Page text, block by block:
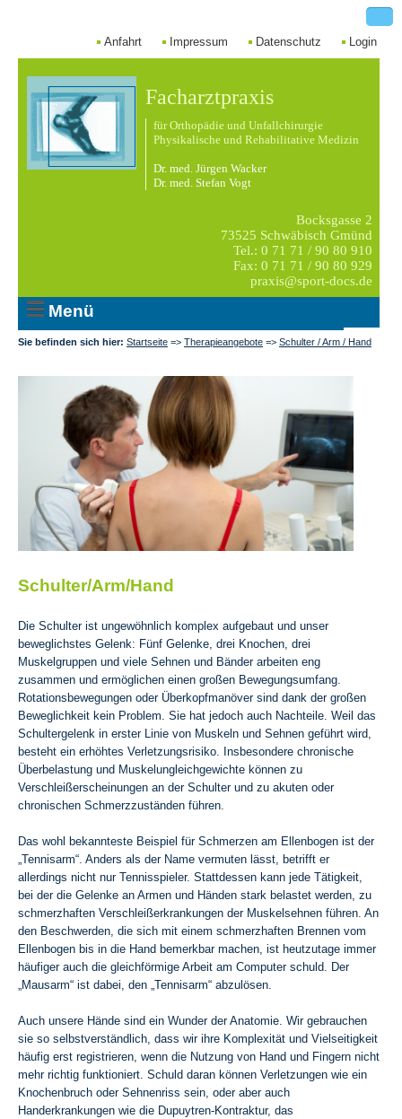
Anfahrt Impressum Datenschutz Login
Facharztpraxis
für Orthopädie und Unfallchirurgie
Physikalische und Rehabilitative Medizin
Dr. med. Jürgen Wacker
Dr. med. Stefan Vogt
Bocksgasse 2
73525 Schwäbisch Gmünd
Tel.: 0 71 71 / 90 80 910
Fax: 0 71 71 / 90 80 929
praxis@sport-docs.de
Menü
Sie befinden sich hier: Startseite => Therapieangebote => Schulter / Arm / Hand
Schulter/Arm/Hand
Die Schulter ist ungewöhnlich komplex aufgebaut und unser
beweglichstes Gelenk: Fünf Gelenke, drei Knochen, drei
Muskelgruppen und viele Sehnen und Bänder arbeiten eng
zusammen und ermöglichen einen großen Bewegungsumfang.
Rotationsbewegungen oder Überkopfmanöver sind dank der großen
Beweglichkeit kein Problem. Sie hat jedoch auch Nachteile. Weil das
Schultergelenk in erster Linie von Muskeln und Sehnen geführt wird,
besteht ein erhöhtes Verletzungsrisiko. Insbesondere chronische
Überbelastung und Muskelungleichgewichte können zu
Verschleißerscheinungen an der Schulter und zu akuten oder
chronischen Schmerzzuständen führen.
Das wohl bekannteste Beispiel für Schmerzen am Ellenbogen ist der
„Tennisarm“. Anders als der Name vermuten lässt, betrifft er
allerdings nicht nur Tennisspieler. Stattdessen kann jede Tätigkeit,
bei der die Gelenke an Armen und Händen stark belastet werden, zu
schmerzhaften Verschleißerkrankungen der Muskelsehnen führen. An
den Beschwerden, die sich mit einem schmerzhaften Brennen vom
Ellenbogen bis in die Hand bemerkbar machen, ist heutzutage immer
häufiger auch die gleichförmige Arbeit am Computer schuld. Der
„Mausarm“ ist dabei, den „Tennisarm“ abzulösen.
Auch unsere Hände sind ein Wunder der Anatomie. Wir gebrauchen
sie so selbstverständlich, dass wir ihre Komplexität und Vielseitigkeit
häufig erst registrieren, wenn die Nutzung von Hand und Fingern nicht
mehr richtig funktioniert. Schuld daran können Verletzungen wie ein
Knochenbruch oder Sehnenriss sein, oder aber auch
Handerkrankungen wie die Dupuytren-Kontraktur, das